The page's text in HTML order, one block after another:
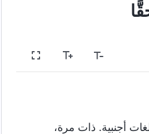
بلغات أجنبية. ذات مرة،